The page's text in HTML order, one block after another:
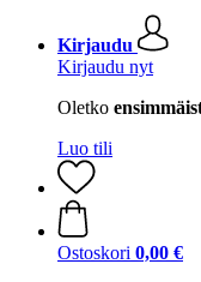
Kirjaudu
Kirjaudu nyt
Oletko
Luo tili
Ostoskori 0,00 €